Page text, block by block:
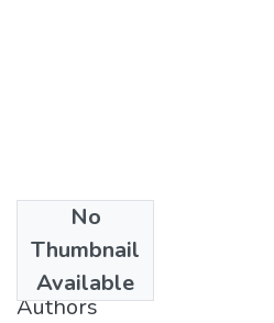
No
Thumbnail
Available
2002
Authors